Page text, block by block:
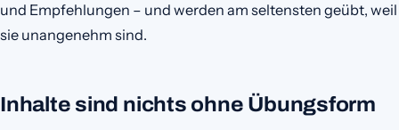
und Empfehlungen – und werden am seltensten geübt, weil
sie unangenehm sind.
Inhalte sind nichts ohne Übungsform